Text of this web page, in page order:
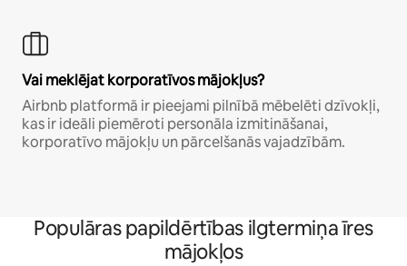
Vai meklējat korporatīvos mājokļus?
Airbnb platformā ir pieejami pilnībā mēbelēti dzīvokļi,
kas ir ideāli piemēroti personāla izmitināšanai,
korporatīvo mājokļu un pārcelšanās vajadzībām.
Populāras papildērtības ilgtermiņa īres
mājokļos